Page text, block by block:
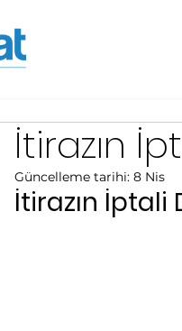
İtirazın
Güncelleme tarihi: 8 Nis
İtirazın İptali